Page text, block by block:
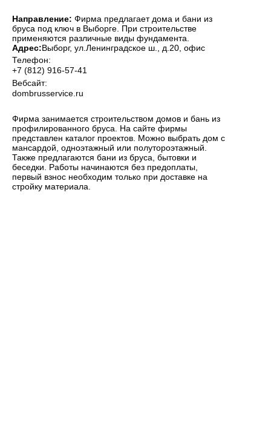
Направление: Фирма предлагает дома и бани из
бруса под ключ в Выборге. При строительстве
применяются различные виды фундамента.
Адрес:Выборг, ул.Ленинградское ш., д.20, офис
Телефон:
+7 (812) 916-57-41
Вебсайт:
dombrusservice.ru
Фирма занимается строительством домов и бань из
профилированного бруса. На сайте фирмы
представлен каталог проектов. Можно выбрать дом с
мансардой, одноэтажный или полутороэтажный.
Также предлагаются бани из бруса, бытовки и
беседки. Работы начинаются без предоплаты,
первый взнос необходим только при доставке на
стройку материала.